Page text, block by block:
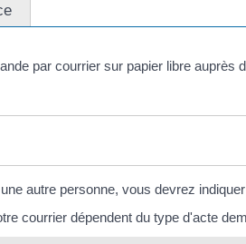
par courrier sur papier libre auprès
autre personne, vous devrez
courrier dépendent du type d'acte